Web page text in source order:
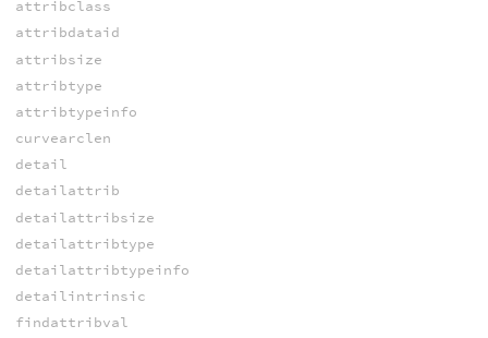
attribclass
attribdataid
attribsize
attribtype
attribtypeinfo
curvearclen
detail
detailattrib
detailattribsize
detailattribtype
detailattribtypeinfo
detailintrinsic
findattribval